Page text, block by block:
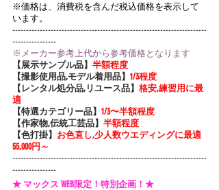
​※価格は、消費税を含んだ税込価格を表示して
います。
-----------------------------------------------------------------------
----------------
※メーカー参考上代から参考価格となります
【展示サンプル品】 半額程度
【撮影使用品,モデル着用品】 1/3程度
【レンタル処分品,リユース品】 格安,練習用に最
適
【特選カテゴリー品】 1/3〜半額程度
【作家物,伝統工芸品】 半額程度
【色打掛】 お色直し,少人数ウエディングに最適
55,000円～
-----------------------------------------------------------------------
----------------
★ マックス WEB限定！特別企画！★